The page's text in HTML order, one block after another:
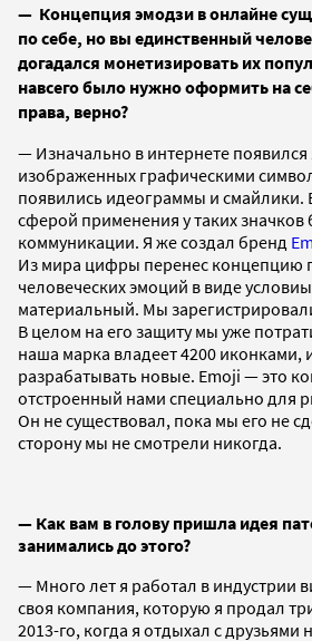
— Концепция эмодзи в онлайне
по себе, но вы единственный
догадался монетизировать их
навсего было нужно оформить на
права, верно?
— Изначально в интернете
изображенных графическими
появились идеограммы и смайлики.
сферой применения у таких
коммуникации. Я же создал бренд
Из мира цифры перенес концепцию
человеческих эмоций в виде
материальный. Мы
В целом на его защиту мы уже
наша марка владеет 4200
разрабатывать новые. Emoji — это
отстроенный нами специально для
Он не существовал, пока мы его не
сторону мы не смотрели никогда.
— Как вам в голову пришла идея
занимались до этого?
— Много лет я работал в индустрии
своя компания, которую я продал
2013-го, когда я отдыхал с друзьями